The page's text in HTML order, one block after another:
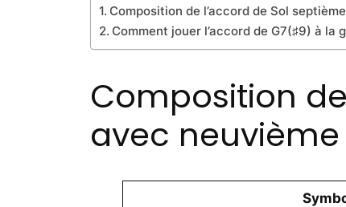
Composition de l’accord de Sol
Comment jouer l’accord de G7(♯9) à la
Composition
avec